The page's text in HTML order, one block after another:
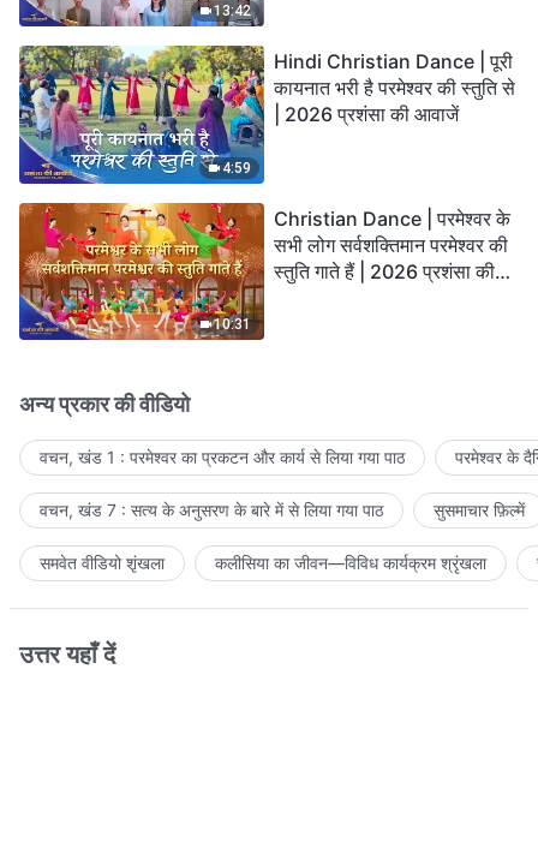
13:42
4:59
Hindi Christian Dance | पूरी
कायनात भरी है परमेश्वर की स्तुति से
| 2026 प्रशंसा की आवाजें
10:31
Christian Dance | परमेश्वर के
सभी लोग सर्वशक्तिमान परमेश्वर की
स्तुति गाते हैं | 2026 प्रशंसा की
अन्य प्रकार की वीडियो
वचन, खंड 1 : परमेश्वर का प्रकटन और कार्य से लिया गया पाठ परमेश्वर के
वचन, खंड 7 : सत्य के अनुसरण के बारे में से लिया गया पाठ सुसमाचार फ़िल्में
समवेत वीडियो शृंखला कलीसिया का जीवन—विविध कार्यक्रम श्रृंखला
उत्तर यहाँ दें